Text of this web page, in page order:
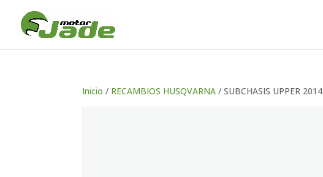
Inicio / RECAMBIOS HUSQVARNA / SUBCHASIS UPPER 2014